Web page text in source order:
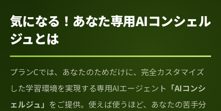
気になる！あなた専用AIコンシェル
ジュとは
プランCでは、あなたのためだけに、完全カスタマイズ
した学習環境を実現する専用AIエージェント 「AIコンシ
ェルジュ」 をご提供。使えば使うほど、あなたの苦手分